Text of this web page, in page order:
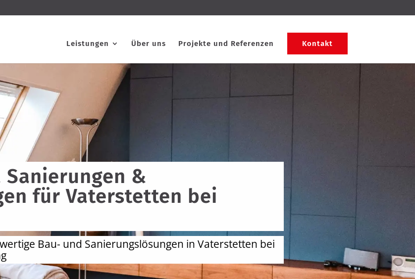
Leistungen Über uns Projekte und Referenzen Kontakt
Sanierungen &
für Vaterstetten bei
Bau- und Sanierungslösungen in Vaterstetten bei